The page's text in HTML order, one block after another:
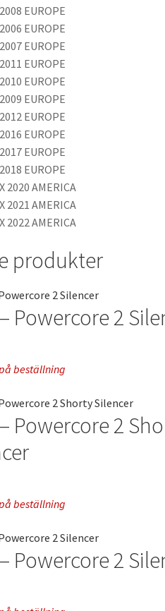
EUROPE
EUROPE
EUROPE
EUROPE
EUROPE
EUROPE
EUROPE
EUROPE
EUROPE
EUROPE
2020 AMERICA
2021 AMERICA
2022 AMERICA
produkter
Powercore 2
beställning
Powercore 2
beställning
Powercore 2